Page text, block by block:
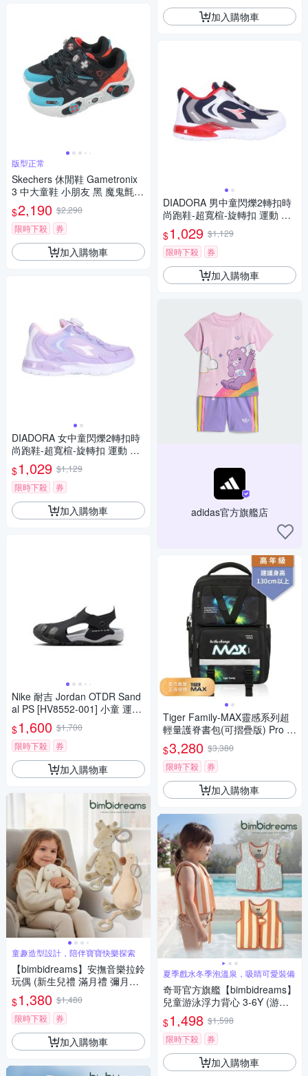
版型正常
Skechers 休閒鞋 Gametronix
3 中大童鞋 小朋友 黑 魔鬼氈
電玩 402277LBKMT
$2,190 $2,290
限時下殺
券
加入購物車
DIADORA 女中童閃爍2轉扣時
尚跑鞋-超寬楦-旋轉扣 運動 休
閒 童鞋 DA1621517 紫粉白
$1,029 $1,129
限時下殺
券
加入購物車
Nike 耐吉 Jordan OTDR Sand
al PS [HV8552-001] 小童 運動
涼鞋 休閒鞋 涼鞋 黑灰
$1,600 $1,700
限時下殺
券
加入購物車
童趣造型設計，陪伴寶寶快樂探索
【bimbidreams】安撫音樂拉鈴
玩偶 (新生兒禮 滿月禮 彌月禮
音樂鈴)
$1,380 $1,480
限時下殺
券
加入購物車
加入購物車
DIADORA 男中童閃爍2轉扣時
尚跑鞋-超寬楦-旋轉扣 運動 休
閒 童鞋 DA1621516 丈青白灰
紅
$1,029 $1,129
限時下殺
券
加入購物車
adidas官方旗艦店
Tiger Family-MAX靈感系列超
輕量護脊書包(可摺疊版) Pro 2
S-極光星空
$3,280 $3,380
限時下殺
券
加入購物車
夏季戲水冬季泡溫泉，吸睛可愛裝備
奇哥官方旗艦【bimbidreams】
兒童游泳浮力背心 3-6Y (游泳
輔助 游泳器材 泳裝 可調整)
$1,498 $1,598
限時下殺
券
加入購物車